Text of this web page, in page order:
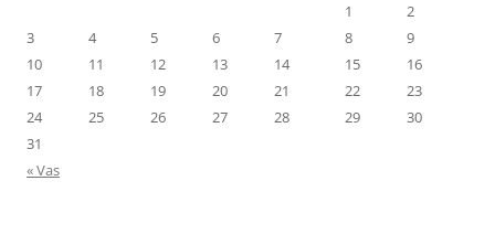
1
2
3
4 5 6 7 8
9
10
11 12 13 14 15
16
17
18 19 20 21 22
23
24
25 26 27 28 29
30
31
« Vas